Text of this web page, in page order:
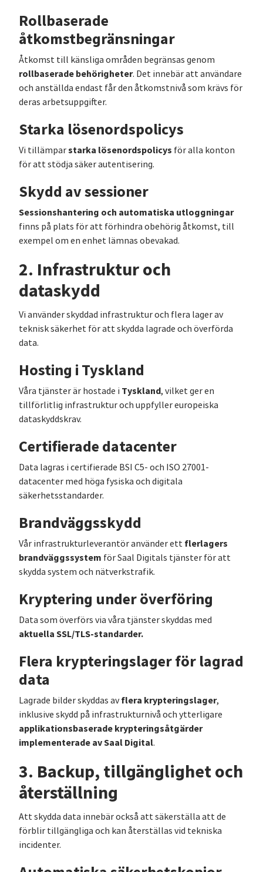
Rollbaserade
åtkomstbegränsningar
Åtkomst till känsliga områden begränsas genom
rollbaserade behörigheter. Det innebär att användare
och anställda endast får den åtkomstnivå som krävs för
deras arbetsuppgifter.
Starka lösenordspolicys
Vi tillämparstarka lösenordspolicys för alla konton
för att stödja säker autentisering.
Skydd av sessioner
Sessionshantering och automatiska utloggningar
finns på plats för att förhindra obehörig åtkomst, till
exempel om en enhet lämnas obevakad.
2. Infrastruktur och
dataskydd
Vi använder skyddad infrastruktur och flera lager av
teknisk säkerhet för att skydda lagrade och överförda
data.
Hosting i Tyskland
Våra tjänster är hostade i Tyskland, vilket ger en
tillförlitlig infrastruktur och uppfyller europeiska
dataskyddskrav.
Certifierade datacenter
Data lagras i certifierade BSI C5- och ISO 27001-
datacenter med höga fysiska och digitala
säkerhetsstandarder.
Brandväggsskydd
Vår infrastrukturleverantör använder ett flerlagers
brandväggssystem för Saal Digitals tjänster för att
skydda system och nätverkstrafik.
Kryptering under överföring
Data som överförs via våra tjänster skyddas med
aktuella SSL/TLS-standarder.
Flera krypteringslager för lagrad
data
Lagrade bilder skyddas avflera krypteringslager,
inklusive skydd på infrastrukturnivå och ytterligare
applikationsbaserade krypteringsåtgärder
implementerade av Saal Digital.
3. Backup, tillgänglighet och
återställning
Att skydda data innebär också att säkerställa att de
förblir tillgängliga och kan återställas vid tekniska
incidenter.